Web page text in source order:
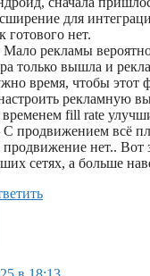
для
готового нет.
рекламы
только вышла и
время, чтобы этот
рекламную
временем fill rate
продвижением всё
продвижение нет.. Вот
сетях, а больше